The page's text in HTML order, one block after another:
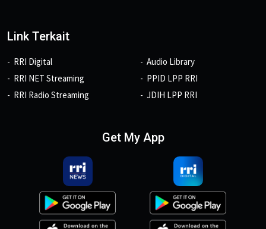
Link Terkait
RRI Digital
RRI NET Streaming
RRI Radio Streaming
Audio Library
PPID LPP RRI
JDIH LPP RRI
Get My App